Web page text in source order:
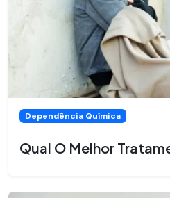
Dependência Química
Qual O Melhor